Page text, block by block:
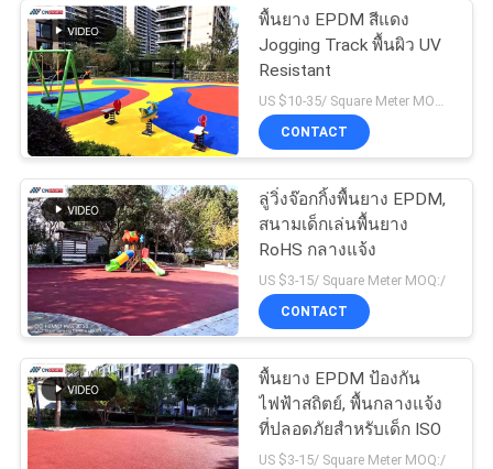
แผนผัง
เว็บไซต์
PRIVACY
POLICY
พื้นยาง EPDM สีแดง
Jogging Track พื้นผิว UV
Resistant
CONTACT
ลู่วิ่งจ๊อกกิ้งพื้นยาง EPDM,
สนามเด็กเล่นพื้นยาง
RoHS กลางแจ้ง
US $3-15/ Square Meter MOQ:/
CONTACT
พื้นยาง EPDM ป้องกัน
ไฟฟ้าสถิตย์, พื้นกลางแจ้ง
ที่ปลอดภัยสำหรับเด็ก ISO
US $3-15/ Square Meter MOQ:/